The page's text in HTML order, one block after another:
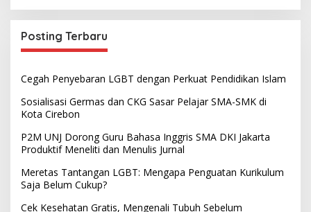
Posting Terbaru
Cegah Penyebaran LGBT dengan Perkuat Pendidikan Islam
Sosialisasi Germas dan CKG Sasar Pelajar SMA-SMK di
Kota Cirebon
P2M UNJ Dorong Guru Bahasa Inggris SMA DKI Jakarta
Produktif Meneliti dan Menulis Jurnal
Meretas Tantangan LGBT: Mengapa Penguatan Kurikulum
Saja Belum Cukup?
Cek Kesehatan Gratis, Mengenali Tubuh Sebelum